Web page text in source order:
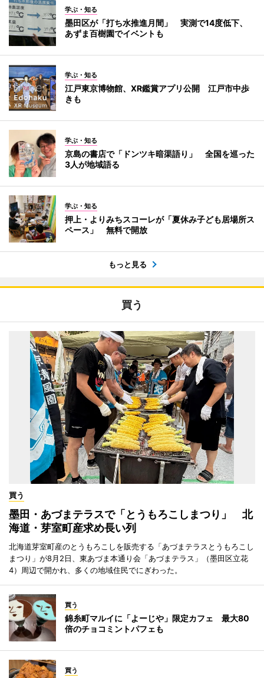
学ぶ・知る
墨田区が「打ち水推進月間」 実測で14度低下、
あずま百樹園でイベントも
学ぶ・知る
江戸東京博物館、XR鑑賞アプリ公開 江戸市中歩
きも
学ぶ・知る
京島の書店で「ドンツキ暗渠語り」 全国を巡った
3人が地域語る
学ぶ・知る
押上・よりみちスコーレが「夏休み子ども居場所ス
ペース」 無料で開放
もっと見る
買う
買う
墨田・あづまテラスで「とうもろこしまつり」 北
海道・芽室町産求め長い列
北海道芽室町産のとうもろこしを販売する「あづまテラスとうもろこし
まつり」が8月2日、東あづま本通り会「あづまテラス」（墨田区立花
4）周辺で開かれ、多くの地域住民でにぎわった。
買う
錦糸町マルイに「よーじや」限定カフェ 最大80
倍のチョコミントパフェも
買う